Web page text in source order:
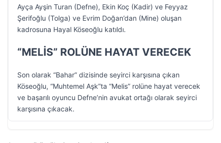
Ayça Ayşin Turan (Defne), Ekin Koç (Kadir) ve Feyyaz
Şerifoğlu (Tolga) ve Evrim Doğan’dan (Mine) oluşan
kadrosuna Hayal Köseoğlu katıldı.
“MELİS” ROLÜNE HAYAT VERECEK
Son olarak “Bahar” dizisinde seyirci karşısına çıkan
Köseoğlu, “Muhtemel Aşk”ta “Melis” rolüne hayat verecek
ve başarılı oyuncu Defne’nin avukat ortağı olarak seyirci
karşısına çıkacak.